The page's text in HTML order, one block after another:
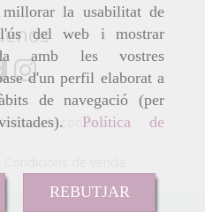
millorar la usabilitat de
l'ús del web i mostrar
amb les vostres
d'un perfil elaborat a
de navegació (per
Política de
REBUTJAR
de cookies